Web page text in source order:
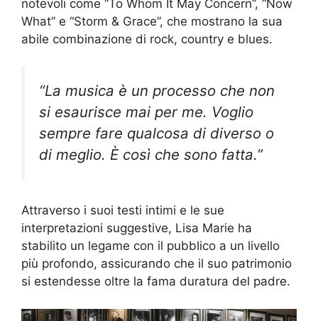
notevoli come “To Whom It May Concern”, “Now
What” e “Storm & Grace”, che mostrano la sua
abile combinazione di rock, country e blues.
“La musica è un processo che non
si esaurisce mai per me. Voglio
sempre fare qualcosa di diverso o
di meglio. È così che sono fatta.”
Attraverso i suoi testi intimi e le sue
interpretazioni suggestive, Lisa Marie ha
stabilito un legame con il pubblico a un livello
più profondo, assicurando che il suo patrimonio
si estendesse oltre la fama duratura del padre.